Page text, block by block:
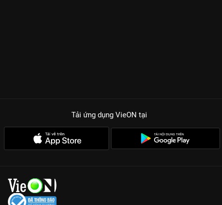
Tải ứng dụng VieON tại